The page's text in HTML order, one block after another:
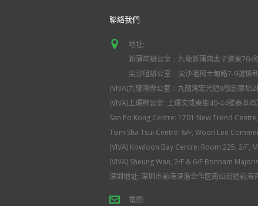
聯絡我們
地址:
新蒲崗辦公室﹕九龍新蒲崗太子道東
尖沙咀辦公室﹕尖沙咀柯士甸路7-9號煥
(VIVA)九龍灣辦公室﹕九龍灣宏光道8號創豪坊
(VIVA)上環辦公室: 上環文咸東街40-44號泰基
San Po Kong Centre: 1701 New Trend
Tsim Sha Tsui Centre: 6/F, Woon Lee
(VIVA) Kowloon Bay Centre: Room 225, 2/F,
(VIVA) Sheung Wan, 2/F & 6/F Bonham
深圳地址: 深圳市前海深港合作区南山街道前海
電郵: